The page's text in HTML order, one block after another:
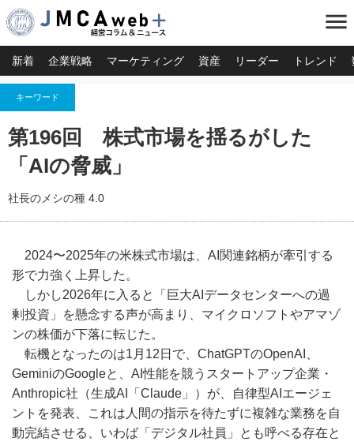
menu
新着 企業戦略 マーケティング 資産 リーダー トレンド
キーワード
第196回 株式市場を揺るがした
「AIの脅威」
社長のメシの種 4.0
2024〜2025年の米株式市場は、AI関連銘柄が牽引する
形で力強く上昇した。
しかし2026年に入ると「巨大AIデータセンターへの過
剰投資」を懸念する声が高まり、マイクロソフトやアマゾ
ンの株価が下落に転じた。
転機となったのは1月12日で、ChatGPTのOpenAI、
GeminiのGoogleと、AI性能を競うスタートアップ企業・
Anthropic社（生成AI「Claude」）が、自律型AIエージェ
ントを発表、これは人間の指示を待たずに複雑な業務を自
動完結させる、いわば「デジタル社員」とも呼べる存在と